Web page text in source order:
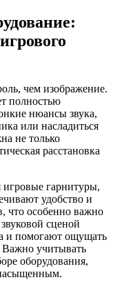
чем изображение.
полностью
нюансы звука,
или насладиться
не только
расстановка
гарнитуры,
удобство и
что особенно важно
сценой
и помогают ощущать
Важно учитывать
оборудования,